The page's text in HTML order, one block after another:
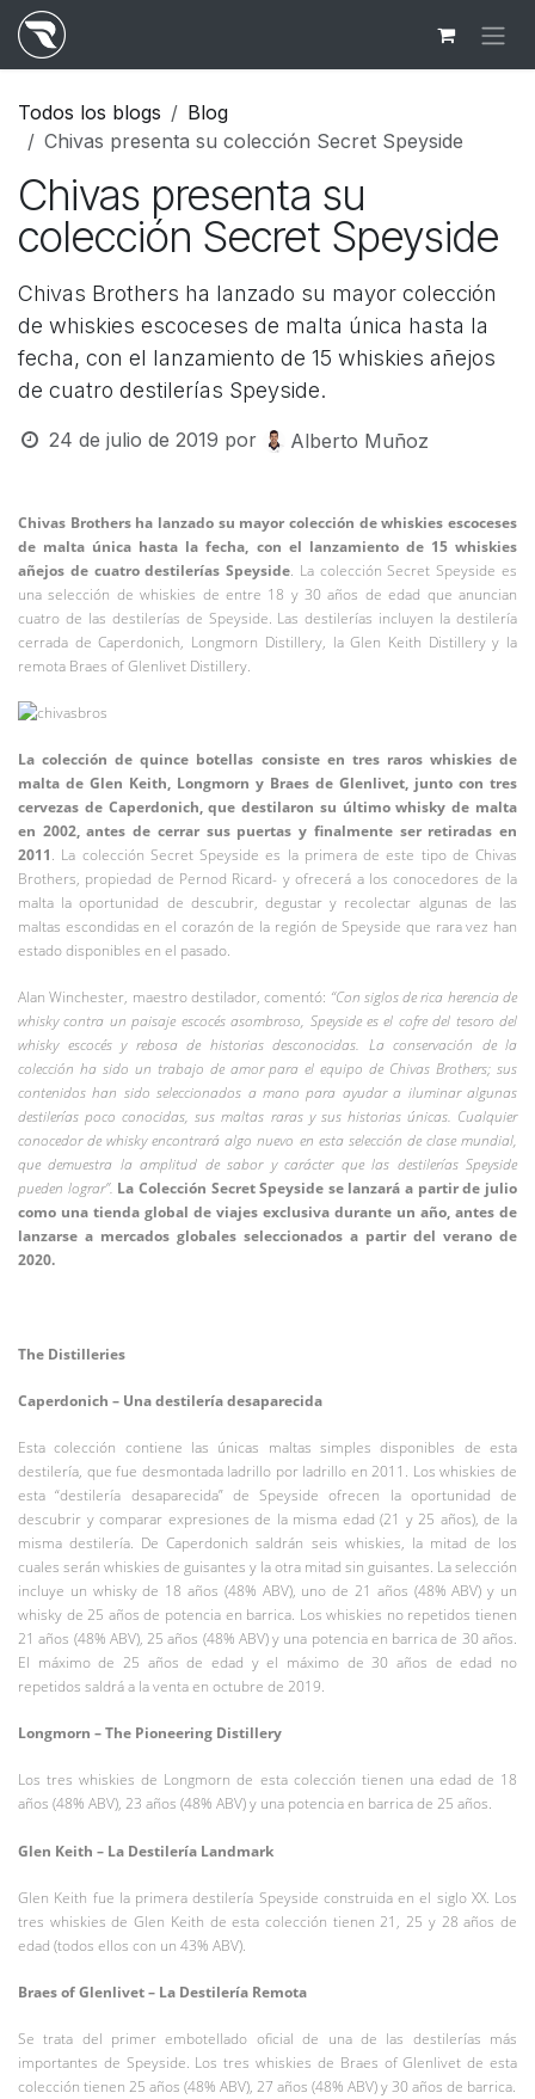
Ir al contenido
Todos los blogs
Blog
Chivas presenta su colección Secret Speyside
Chivas presenta su
colección Secret Speyside
Chivas Brothers ha lanzado su mayor colección
de whiskies escoceses de malta única hasta la
fecha, con el lanzamiento de 15 whiskies añejos
de cuatro destilerías Speyside.
24 de julio de 2019 por Alberto Muñoz
Chivas Brothers ha lanzado su mayor colección de whiskies escoceses
de malta única hasta la fecha, con el lanzamiento de 15 whiskies
añejos de cuatro destilerías Speyside. La colección Secret Speyside es
una selección de whiskies de entre 18 y 30 años de edad que anuncian
cuatro de las destilerías de Speyside. Las destilerías incluyen la destilería
cerrada de Caperdonich, Longmorn Distillery, la Glen Keith Distillery y la
remota Braes of Glenlivet Distillery.
La colección de quince botellas consiste en tres raros whiskies de
malta de Glen Keith, Longmorn y Braes de Glenlivet, junto con tres
cervezas de Caperdonich, que destilaron su último whisky de malta
en 2002, antes de cerrar sus puertas y finalmente ser retiradas en
2011. La colección Secret Speyside es la primera de este tipo de Chivas
Brothers, propiedad de Pernod Ricard- y ofrecerá a los conocedores de la
malta la oportunidad de descubrir, degustar y recolectar algunas de las
maltas escondidas en el corazón de la región de Speyside que rara vez han
estado disponibles en el pasado.
Alan Winchester, maestro destilador, comentó: “Con siglos de rica herencia de
whisky contra un paisaje escocés asombroso, Speyside es el cofre del tesoro del
whisky escocés y rebosa de historias desconocidas. La conservación de la
colección ha sido un trabajo de amor para el equipo de Chivas Brothers; sus
contenidos han sido seleccionados a mano para ayudar a iluminar algunas
destilerías poco conocidas, sus maltas raras y sus historias únicas. Cualquier
conocedor de whisky encontrará algo nuevo en esta selección de clase mundial,
que demuestra la amplitud de sabor y carácter que las destilerías Speyside
pueden lograr”. La Colección Secret Speyside se lanzará a partir de julio
como una tienda global de viajes exclusiva durante un año, antes de
lanzarse a mercados globales seleccionados a partir del verano de
2020.
The Distilleries
Caperdonich – Una destilería desaparecida
Esta colección contiene las únicas maltas simples disponibles de esta
destilería, que fue desmontada ladrillo por ladrillo en 2011. Los whiskies de
esta “destilería desaparecida” de Speyside ofrecen la oportunidad de
descubrir y comparar expresiones de la misma edad (21 y 25 años), de la
misma destilería. De Caperdonich saldrán seis whiskies, la mitad de los
cuales serán whiskies de guisantes y la otra mitad sin guisantes. La selección
incluye un whisky de 18 años (48% ABV), uno de 21 años (48% ABV) y un
whisky de 25 años de potencia en barrica. Los whiskies no repetidos tienen
21 años (48% ABV), 25 años (48% ABV) y una potencia en barrica de 30 años.
El máximo de 25 años de edad y el máximo de 30 años de edad no
repetidos saldrá a la venta en octubre de 2019.
Longmorn – The Pioneering Distillery
Los tres whiskies de Longmorn de esta colección tienen una edad de 18
años (48% ABV), 23 años (48% ABV) y una potencia en barrica de 25 años.
Glen Keith – La Destilería Landmark
Glen Keith fue la primera destilería Speyside construida en el siglo XX. Los
tres whiskies de Glen Keith de esta colección tienen 21, 25 y 28 años de
edad (todos ellos con un 43% ABV).
Braes of Glenlivet – La Destilería Remota
Se trata del primer embotellado oficial de una de las destilerías más
importantes de Speyside. Los tres whiskies de Braes of Glenlivet de esta
colección tienen 25 años (48% ABV), 27 años (48% ABV) y 30 años de barrica.